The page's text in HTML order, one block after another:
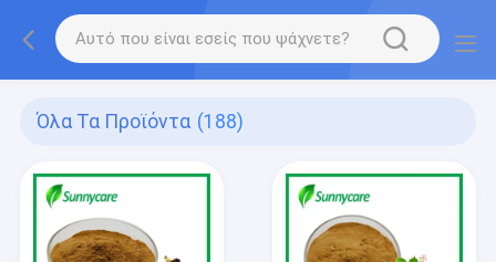
Όλα Τα Προϊόντα (188)